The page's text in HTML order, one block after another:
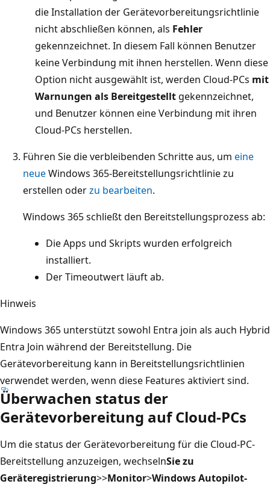
die Installation der Gerätevorbereitungsrichtlinie
nicht abschließen können, als Fehler
gekennzeichnet. In diesem Fall können Benutzer
keine Verbindung mit ihnen herstellen. Wenn diese
Option nicht ausgewählt ist, werden Cloud-PCs mit
Warnungen als Bereitgestellt gekennzeichnet,
und Benutzer können eine Verbindung mit ihren
Cloud-PCs herstellen.
Führen Sie die verbleibenden Schritte aus, um eine
neueWindows 365-Bereitstellungsrichtlinie zu
erstellen oderzu bearbeiten.
Windows 365 schließt den Bereitstellungsprozess ab:
Die Apps und Skripts wurden erfolgreich
installiert.
Der Timeoutwert läuft ab.
Hinweis
Windows 365 unterstützt sowohl Entra join als auch Hybrid
Entra Join während der Bereitstellung. Die
Gerätevorbereitung kann in Bereitstellungsrichtlinien
verwendet werden, wenn diese Features aktiviert sind.
Überwachen status der
Gerätevorbereitung auf Cloud-PCs
Um die status der Gerätevorbereitung für die Cloud-PC-
Bereitstellung anzuzeigen, wechselnSie zu
Geräteregistrierung>>Monitor>Windows Autopilot-